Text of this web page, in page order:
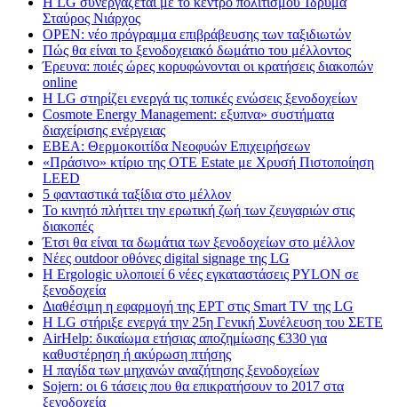
Σταύρος Νιάρχος
OPEN: νέο πρόγραμμα επιβράβευσης των ταξιδιωτών
Πώς θα είναι το ξενοδοχειακό δωμάτιο του μέλλοντος
Έρευνα: ποιές ώρες κορυφώνονται οι κρατήσεις διακοπών
online
Η LG στηρίζει ενεργά τις τοπικές ενώσεις ξενοδοχείων
Cosmote Energy Management: εξυπνα» συστήματα
διαχείρισης ενέργειας
ΕΒΕΑ: Θερμοκοιτίδα Νεοφυών Επιχειρήσεων
«Πράσινο» κτίριο της OTE Estate με Χρυσή Πιστοποίηση
LEED
5 φανταστικά ταξίδια στο μέλλον
Το κινητό πλήττει την ερωτική ζωή των ζευγαριών στις
διακοπές
Έτσι θα είναι τα δωμάτια των ξενοδοχείων στο μέλλον
Nέες outdoor οθόνες digital signage της LG
Η Ergologic υλοποιεί 6 νέες εγκαταστάσεις PYLON σε
ξενοδοχεία
Διαθέσιμη η εφαρμογή της ΕΡΤ στις Smart TV της LG
Η LG στήριξε ενεργά την 25η Γενική Συνέλευση του ΣΕΤΕ
AirHelp: δικαίωμα ετήσιας αποζημίωσης €330 για
καθυστέρηση ή ακύρωση πτήσης
Η παγίδα των μηχανών αναζήτησης ξενοδοχείων
Sojern: οι 6 τάσεις που θα επικρατήσουν το 2017 στα
ξενοδοχεία